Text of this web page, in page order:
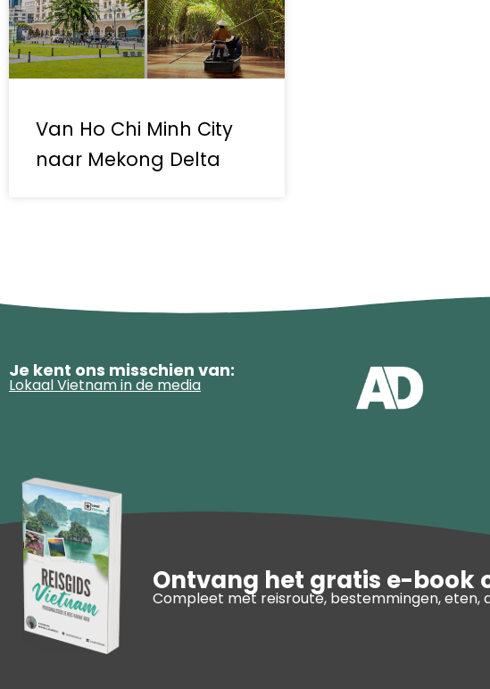
Van Ho Chi Minh City
naar Mekong Delta
Je kent ons misschien van:
Lokaal Vietnam in de media
Ontvang het gratis e-book
Compleet met reisroute, bestemmingen,